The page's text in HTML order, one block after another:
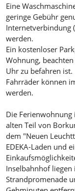
Eine
geringe Gebühr
Internetverbindung
werden.
Ein kostenloser
Wohnung,
Uhr zu befahren ist.
Fahrräder können
werden.
Die Ferienwohnung
alten Teil von
dem "Neuen
EDEKA-Laden und
Inselbahnhof
Strandpromenade